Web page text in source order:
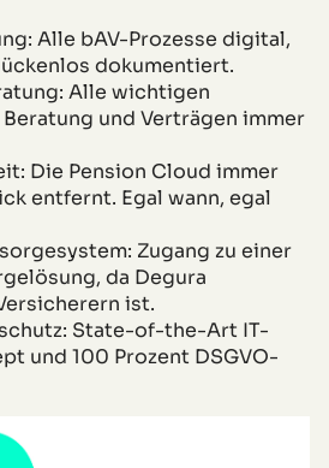
Alle bAV-Prozesse digital,
dokumentiert.
Alle wichtigen
und Verträgen immer
Die Pension Cloud immer
entfernt. Egal wann, egal
Zugang zu einer
da Degura
ist.
State-of-the-Art IT-
und 100 Prozent DSGVO-